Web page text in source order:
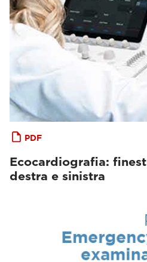
PDF
Ecocardiografia:
destra e sinistra